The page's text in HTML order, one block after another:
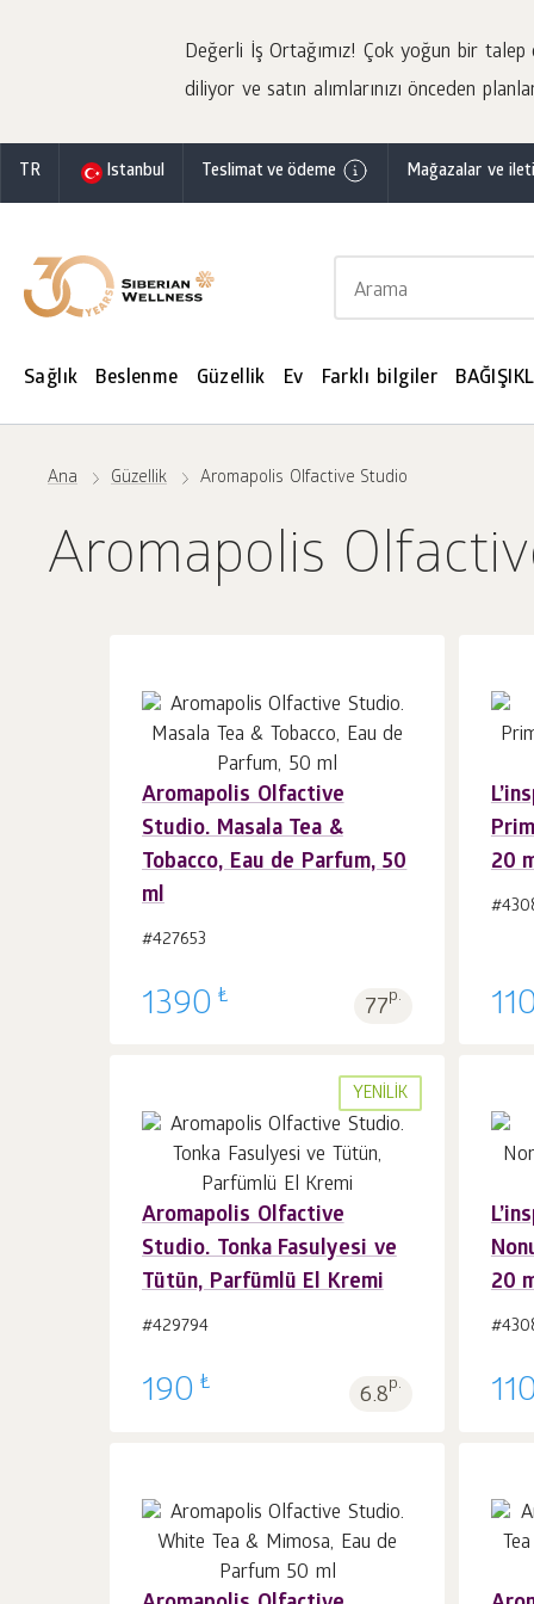
Değerli İş Ortağımız! Çok yoğun bir
diliyor ve satın alımlarınızı önceden
TR Istanbul Teslimat ve ödeme Mağazalar ve
Sağlık Beslenme Güzellik Ev Farklı bilgiler
Ana Güzellik Aromapolis Olfactive Studio
Aromapolis
Aromapolis Olfactive
Studio. Masala Tea &
Tobacco, Eau de Parfum, 50
ml
#427653
1390 ₺ 77p.
Sepet'e 1adet
20
YENILIK
Aromapolis Olfactive
Studio. Tonka Fasulyesi ve
Tütün, Parfümlü El Kremi
#429794
190 ₺ 6.8p.
Sepet'e 1adet
20